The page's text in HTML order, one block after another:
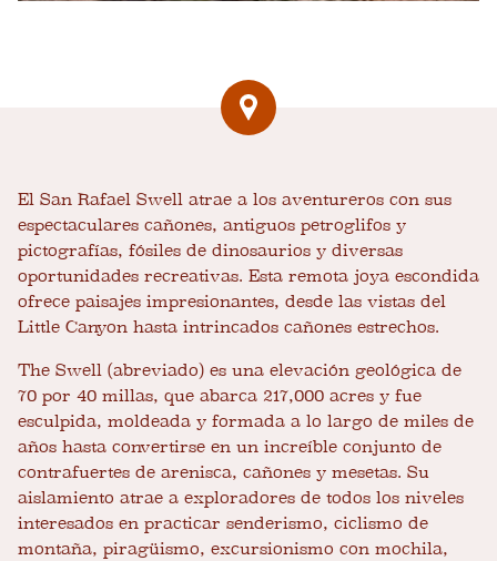
El San Rafael Swell atrae a los aventureros con sus
espectaculares cañones, antiguos petroglifos y
pictografías, fósiles de dinosaurios y diversas
oportunidades recreativas. Esta remota joya escondida
ofrece paisajes impresionantes, desde las vistas del
Little Canyon hasta intrincados cañones estrechos.
The Swell (abreviado) es una elevación geológica de
70 por 40 millas, que abarca 217,000 acres y fue
esculpida, moldeada y formada a lo largo de miles de
años hasta convertirse en un increíble conjunto de
contrafuertes de arenisca, cañones y mesetas. Su
aislamiento atrae a exploradores de todos los niveles
interesados ​​en practicar senderismo, ciclismo de
montaña, piragüismo, excursionismo con mochila,